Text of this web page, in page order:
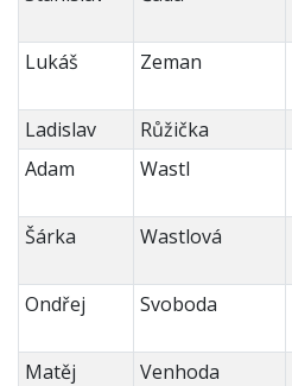
Lukáš Zeman
Ladislav Růžička
Adam
Wastl
Šárka Wastlová
Ondřej Svoboda
Matěj Venhoda